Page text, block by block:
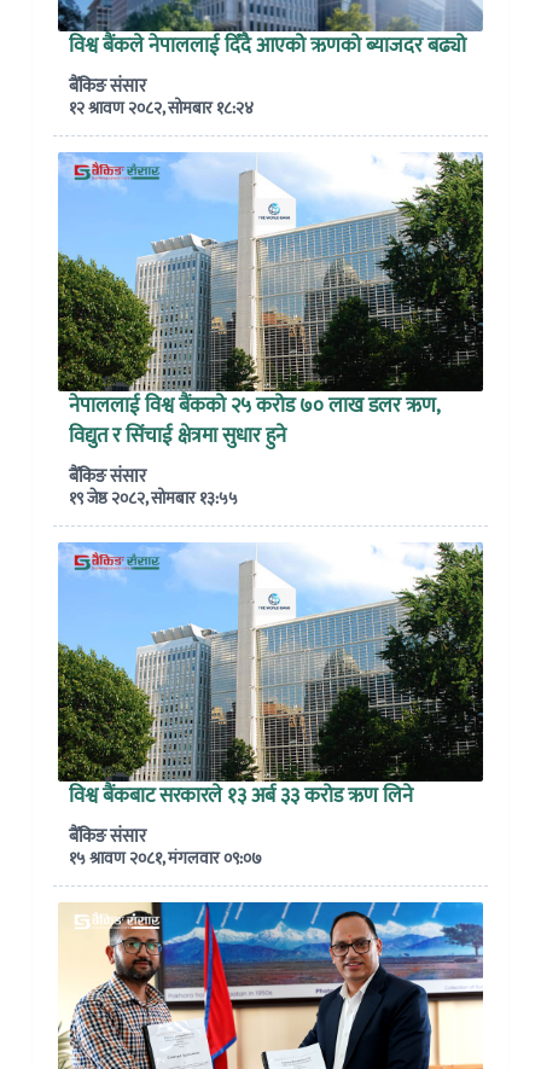
विश्व बैंकले नेपाललाई दिँदै आएको ऋणको ब्याजदर बढ्यो
बैंकिङ संसार
१२ श्रावण २०८२, सोमबार १८:२४
नेपाललाई विश्व बैंकको २५ करोड ७० लाख डलर ऋण,
विद्युत र सिंचाई क्षेत्रमा सुधार हुने
बैंकिङ संसार
१९ जेष्ठ २०८२, सोमबार १३:५५
विश्व बैंकबाट सरकारले १३ अर्ब ३३ करोड ऋण लिने
बैंकिङ संसार
१५ श्रावण २०८१, मंगलवार ०९:०७